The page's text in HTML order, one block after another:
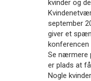
Inspiration
Værktøjskassen
BaptistKirken
kvinder og
september
giver et
Se nærmere
er plads at
Nogle